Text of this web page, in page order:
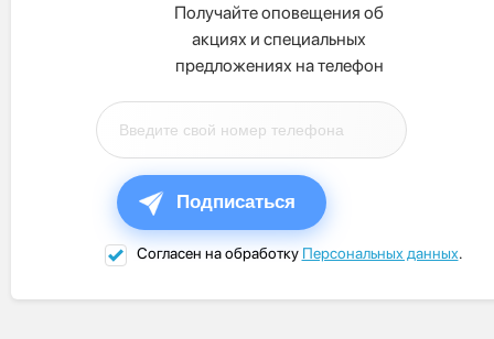
Получайте оповещения об
акциях и специальных
предложениях на телефон
Подписаться
Согласен на обработку Персональных данных.